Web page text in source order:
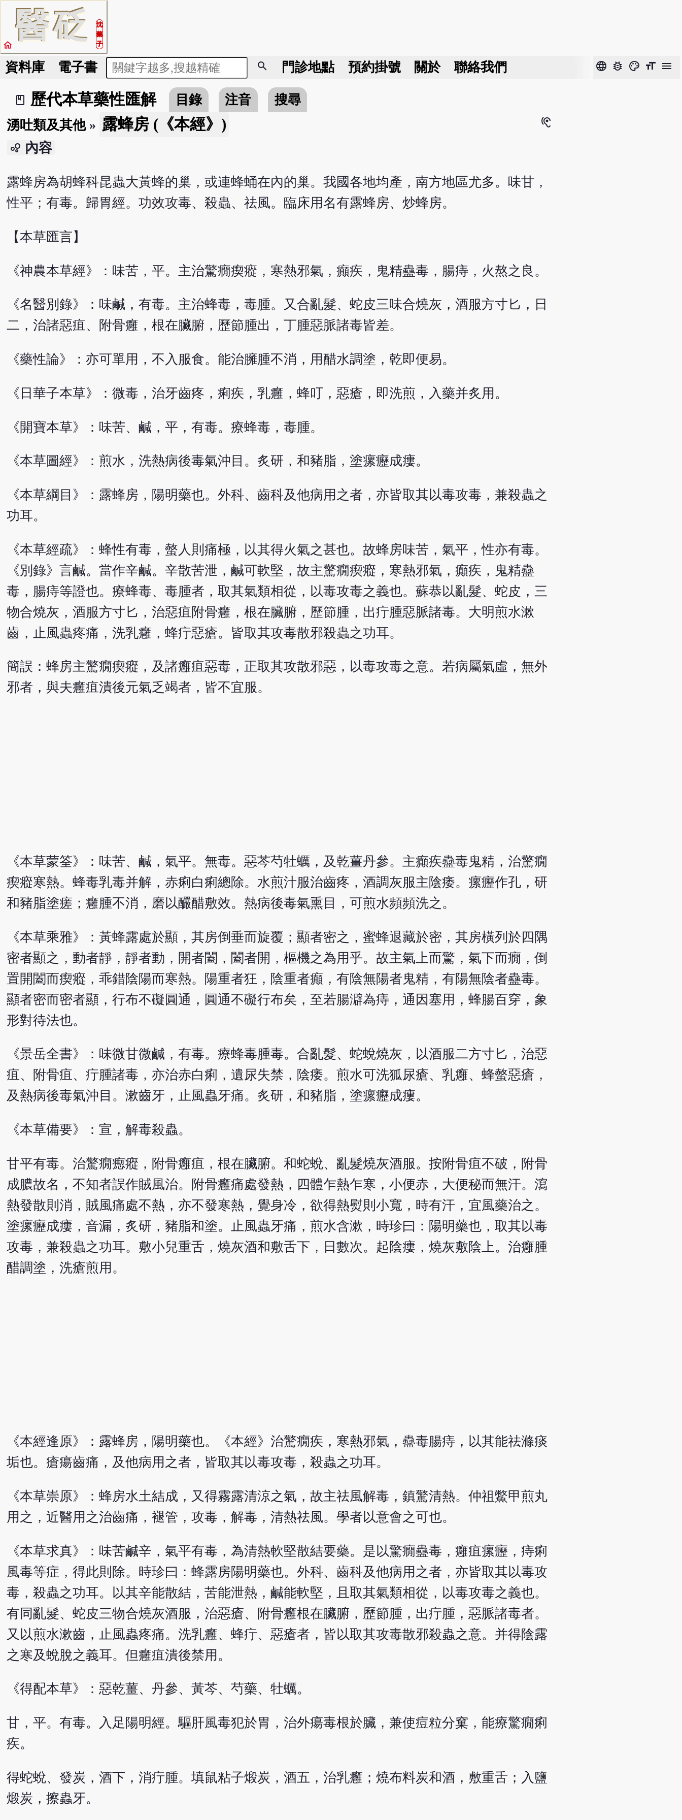
醫砭
沈
藥
子
home
資料庫 電子書 search 門診地點 預約掛號 關於 聯絡我們 language bug_report color_lens format_size menu
book_2
歷代本草藥性匯解 目錄 注音
搜尋
湧吐類及其他» 露蜂房 (《本經》) hearing
bubble_chart 內容
露蜂房為胡蜂科昆蟲大黃蜂的巢，或連蜂蛹在內的巢。我國各地均產，南方地區尤多。味甘，
性平；有毒。歸胃經。功效攻毒、殺蟲、祛風。臨床用名有露蜂房、炒蜂房。
【本草匯言】
《神農本草經》：味苦，平。主治驚癇瘈瘲，寒熱邪氣，癲疾，鬼精蠱毒，腸痔，火熬之良。
《名醫別錄》：味鹹，有毒。主治蜂毒，毒腫。又合亂髮、蛇皮三味合燒灰，酒服方寸匕，日
二，治諸惡疽、附骨癰，根在臟腑，歷節腫出，丁腫惡脈諸毒皆差。
《藥性論》：亦可單用，不入服食。能治臃腫不消，用醋水調塗，乾即便易。
《日華子本草》：微毒，治牙齒疼，痢疾，乳癰，蜂叮，惡瘡，即洗煎，入藥并炙用。
《開寶本草》：味苦、鹹，平，有毒。療蜂毒，毒腫。
《本草圖經》：煎水，洗熱病後毒氣沖目。炙研，和豬脂，塗瘰癧成瘻。
《本草綱目》：露蜂房，陽明藥也。外科、齒科及他病用之者，亦皆取其以毒攻毒，兼殺蟲之
功耳。
《本草經疏》：蜂性有毒，螫人則痛極，以其得火氣之甚也。故蜂房味苦，氣平，性亦有毒。
《別錄》言鹹。當作辛鹹。辛散苦泄，鹹可軟堅，故主驚癇瘈瘲，寒熱邪氣，癲疾，鬼精蠱
毒，腸痔等證也。療蜂毒、毒腫者，取其氣類相從，以毒攻毒之義也。蘇恭以亂髮、蛇皮，三
物合燒灰，酒服方寸匕，治惡疽附骨癰，根在臟腑，歷節腫，出疔腫惡脈諸毒。大明煎水漱
齒，止風蟲疼痛，洗乳癰，蜂疔惡瘡。皆取其攻毒散邪殺蟲之功耳。
簡誤：蜂房主驚癇瘈瘲，及諸癰疽惡毒，正取其攻散邪惡，以毒攻毒之意。若病屬氣虛，無外
邪者，與夫癰疽潰後元氣乏竭者，皆不宜服。
《本草蒙筌》：味苦、鹹，氣平。無毒。惡芩芍牡蠣，及乾薑丹參。主癲疾蠱毒鬼精，治驚癇
瘈瘲寒熱。蜂毒乳毒并解，赤痢白痢總除。水煎汁服治齒疼，酒調灰服主陰痿。瘰癧作孔，研
和豬脂塗瘥；癰腫不消，磨以釅醋敷效。熱病後毒氣熏目，可煎水頻頻洗之。
《本草乘雅》：黃蜂露處於顯，其房倒垂而旋覆；顯者密之，蜜蜂退藏於密，其房橫列於四隅
密者顯之，動者靜，靜者動，開者闔，闔者開，樞機之為用乎。故主氣上而驚，氣下而癇，倒
置開闔而瘈瘲，乖錯陰陽而寒熱。陽重者狂，陰重者癲，有陰無陽者鬼精，有陽無陰者蠱毒。
顯者密而密者顯，行布不礙圓通，圓通不礙行布矣，至若腸澼為痔，通因塞用，蜂腸百穿，象
形對待法也。
《景岳全書》：味微甘微鹹，有毒。療蜂毒腫毒。合亂髮、蛇蛻燒灰，以酒服二方寸匕，治惡
疽、附骨疽、疔腫諸毒，亦治赤白痢，遺尿失禁，陰痿。煎水可洗狐尿瘡、乳癰、蜂螫惡瘡，
及熱病後毒氣沖目。漱齒牙，止風蟲牙痛。炙研，和豬脂，塗瘰癧成瘻。
《本草備要》：宣，解毒殺蟲。
甘平有毒。治驚癇瘛瘲，附骨癰疽，根在臟腑。和蛇蛻、亂髮燒灰酒服。按附骨疽不破，附骨
成膿故名，不知者誤作賊風治。附骨癰痛處發熱，四體乍熱乍寒，小便赤，大便秘而無汗。瀉
熱發散則消，賊風痛處不熱，亦不發寒熱，覺身冷，欲得熱熨則小寬，時有汗，宜風藥治之。
塗瘰癧成瘻，音漏，炙研，豬脂和塗。止風蟲牙痛，煎水含漱，時珍曰：陽明藥也，取其以毒
攻毒，兼殺蟲之功耳。敷小兒重舌，燒灰酒和敷舌下，日數次。起陰瘻，燒灰敷陰上。治癰腫
醋調塗，洗瘡煎用。
《本經逢原》：露蜂房，陽明藥也。《本經》治驚癇疾，寒熱邪氣，蠱毒腸痔，以其能祛滌痰
垢也。瘡瘍齒痛，及他病用之者，皆取其以毒攻毒，殺蟲之功耳。
《本草崇原》：蜂房水土結成，又得霧露清涼之氣，故主祛風解毒，鎮驚清熱。仲祖鱉甲煎丸
用之，近醫用之治齒痛，褪管，攻毒，解毒，清熱祛風。學者以意會之可也。
《本草求真》：味苦鹹辛，氣平有毒，為清熱軟堅散結要藥。是以驚癇蠱毒，癰疽瘰癧，痔痢
風毒等症，得此則除。時珍曰：蜂露房陽明藥也。外科、齒科及他病用之者，亦皆取其以毒攻
毒，殺蟲之功耳。以其辛能散結，苦能泄熱，鹹能軟堅，且取其氣類相從，以毒攻毒之義也。
有同亂髮、蛇皮三物合燒灰酒服，治惡瘡、附骨癰根在臟腑，歷節腫，出疔腫，惡脈諸毒者。
又以煎水漱齒，止風蟲疼痛。洗乳癰、蜂疔、惡瘡者，皆以取其攻毒散邪殺蟲之意。并得陰露
之寒及蛻脫之義耳。但癰疽潰後禁用。
《得配本草》：惡乾薑、丹參、黃芩、芍藥、牡蠣。
甘，平。有毒。入足陽明經。驅肝風毒犯於胃，治外瘍毒根於臟，兼使痘粒分窠，能療驚癇痢
疾。
得蛇蛻、發炭，酒下，消疔腫。填鼠粘子煅炭，酒五，治乳癰；燒布料炭和酒，敷重舌；入鹽
煅炭，擦蟲牙。